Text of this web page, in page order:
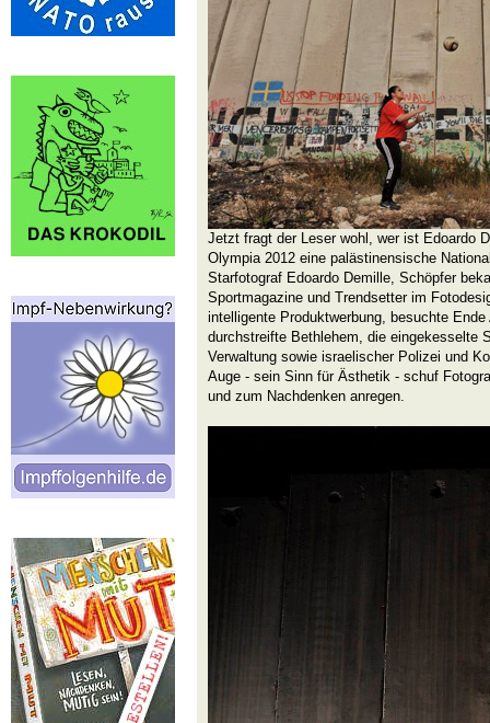
Jetzt fragt der Leser wohl, wer ist Edoardo
Olympia 2012 eine palästinensische
Starfotograf Edoardo Demille, Schöpfer
Sportmagazine und Trendsetter im
intelligente Produktwerbung, besuchte
durchstreifte Bethlehem, die eingekesselte
Verwaltung sowie israelischer Polizei und
Auge - sein Sinn für Ästhetik - schuf
und zum Nachdenken anregen.